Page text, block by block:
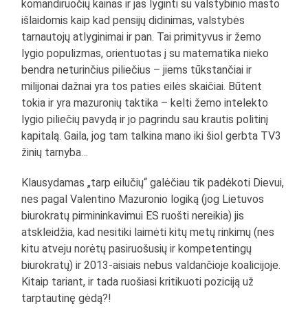
komandiruočių kainas ir jas lyginti su valstybinio masto
išlaidomis kaip kad pensijų didinimas, valstybės
tarnautojų atlyginimai ir pan. Tai primityvus ir žemo
lygio populizmas, orientuotas į su matematika nieko
bendra neturinčius piliečius – jiems tūkstančiai ir
milijonai dažnai yra tos paties eilės skaičiai. Būtent
tokia ir yra mazuronių taktika – kelti žemo intelekto
lygio piliečių pavydą ir jo pagrindu sau krautis politinį
kapitalą. Gaila, jog tam talkina mano iki šiol gerbta TV3
žinių tarnyba…
Klausydamas „tarp eilučių“ galėčiau tik padėkoti Dievui,
nes pagal Valentino Mazuronio logiką (jog Lietuvos
biurokratų pirmininkavimui ES ruošti nereikia) jis
atskleidžia, kad nesitiki laimėti kitų metų rinkimų (nes
kitu atveju norėtų pasiruošusių ir kompetentingų
biurokratų) ir 2013-aisiais nebus valdančioje koalicijoje.
Kitaip tariant, ir tada ruošiasi kritikuoti poziciją už
tarptautinę gėdą?!